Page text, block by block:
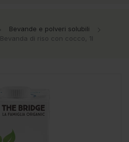
Bevande e polveri solubili
Bevanda di riso con cocco, 1l